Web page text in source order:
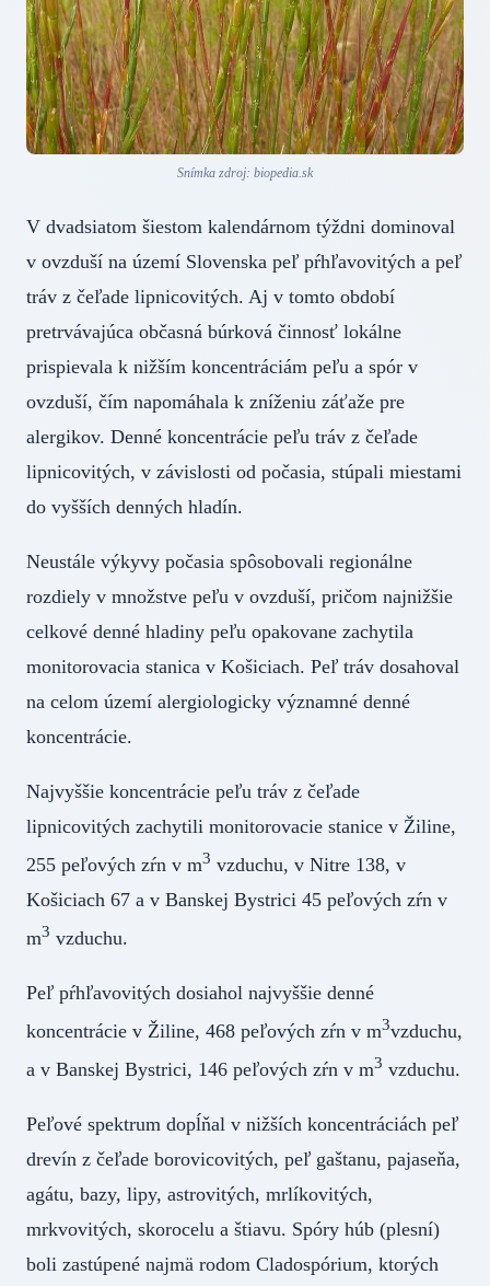
Snímka zdroj: biopedia.sk
V dvadsiatom šiestom kalendárnom týždni dominoval
v ovzduší na území Slovenska peľ pŕhľavovitých a peľ
tráv z čeľade lipnicovitých. Aj v tomto období
pretrvávajúca občasná búrková činnosť lokálne
prispievala k nižším koncentráciám peľu a spór v
ovzduší, čím napomáhala k zníženiu záťaže pre
alergikov. Denné koncentrácie peľu tráv z čeľade
lipnicovitých, v závislosti od počasia, stúpali miestami
do vyšších denných hladín.
Neustále výkyvy počasia spôsobovali regionálne
rozdiely v množstve peľu v ovzduší, pričom najnižšie
celkové denné hladiny peľu opakovane zachytila
monitorovacia stanica v Košiciach. Peľ tráv dosahoval
na celom území alergiologicky významné denné
koncentrácie.
Najvyššie koncentrácie peľu tráv z čeľade
lipnicovitých zachytili monitorovacie stanice v Žiline,
255 peľových zŕn v m3 vzduchu, v Nitre 138, v
Košiciach 67 a v Banskej Bystrici 45 peľových zŕn v
m3 vzduchu.
Peľ pŕhľavovitých dosiahol najvyššie denné
koncentrácie v Žiline, 468 peľových zŕn v m3vzduchu,
a v Banskej Bystrici, 146 peľových zŕn v m3 vzduchu.
Peľové spektrum dopĺňal v nižších koncentráciách peľ
drevín z čeľade borovicovitých, peľ gaštanu, pajaseňa,
agátu, bazy, lipy, astrovitých, mrlíkovitých,
mrkvovitých, skorocelu a štiavu. Spóry húb (plesní)
boli zastúpené najmä rodom Cladospórium, ktorých